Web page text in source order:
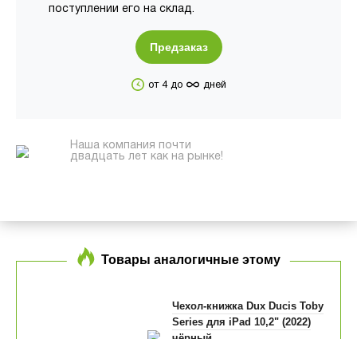
поступлении его на склад.
Предзаказ
от 4 до ∞ дней
Наша компания почти
двадцать лет как на рынке!
Товары аналогичные этому
Чехол-книжка Dux Ducis Toby
Series для iPad 10,2" (2022)